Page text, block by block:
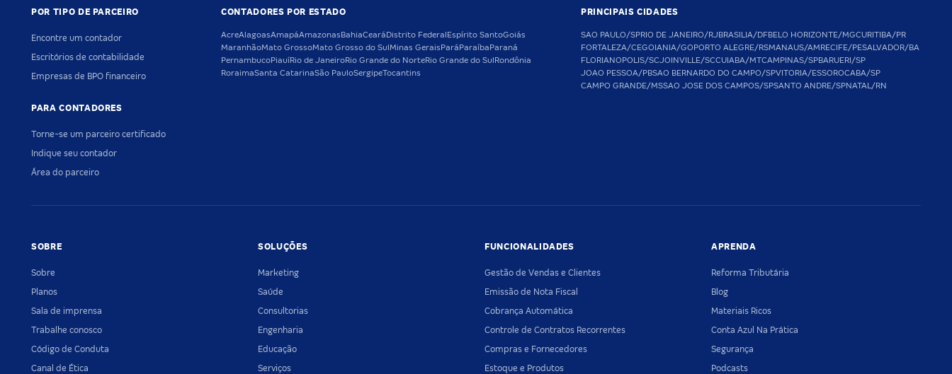
POR TIPO DE PARCEIRO
Encontre um contador
Escritórios de contabilidade
Empresas de BPO financeiro
PARA CONTADORES
Torne-se um parceiro certificado
Indique seu contador
Área do parceiro
CONTADORES POR ESTADO
AcreAlagoasAmapáAmazonasBahiaCearáDistrito FederalEspírito SantoGoiás
MaranhãoMato GrossoMato Grosso do SulMinas GeraisParáParaíbaParaná
PernambucoPiauíRio de JaneiroRio Grande do NorteRio Grande do SulRondônia
RoraimaSanta CatarinaSão PauloSergipeTocantins
PRINCIPAIS CIDADES
SAO PAULO/SPRIO DE JANEIRO/RJBRASILIA/DFBELO HORIZONTE/MGCURITIBA/PR
FORTALEZA/CEGOIANIA/GOPORTO ALEGRE/RSMANAUS/AMRECIFE/PESALVADOR/BA
FLORIANOPOLIS/SCJOINVILLE/SCCUIABA/MTCAMPINAS/SPBARUERI/SP
JOAO PESSOA/PBSAO BERNARDO DO CAMPO/SPVITORIA/ESSOROCABA/SP
CAMPO GRANDE/MSSAO JOSE DOS CAMPOS/SPSANTO ANDRE/SPNATAL/RN
SOBRE
Sobre
Planos
Sala de imprensa
Trabalhe conosco
Código de Conduta
Canal de Ética
SOLUÇÕES
Marketing
Saúde
Consultorias
Engenharia
Educação
Serviços
FUNCIONALIDADES
Gestão de Vendas e Clientes
Emissão de Nota Fiscal
Cobrança Automática
Controle de Contratos Recorrentes
Compras e Fornecedores
Estoque e Produtos
APRENDA
Reforma Tributária
Blog
Materiais Ricos
Conta Azul Na Prática
Segurança
Podcasts